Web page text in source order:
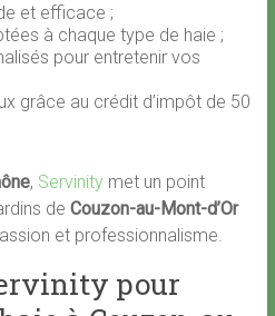
et efficace ;
à chaque type de haie ;
pour entretenir vos
grâce au crédit d’impôt de 50
, Servinitymet un point
de Couzon-au-Mont-d’Or
et professionnalisme.
pour